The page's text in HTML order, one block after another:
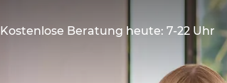
Kostenlose Beratung heute: 7-22 Uhr